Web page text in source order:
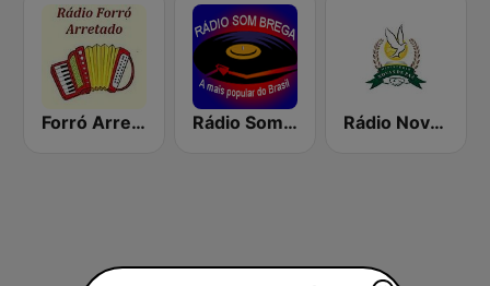
Forró Arretado Rádio Som Brega Rádio Novas de Paz